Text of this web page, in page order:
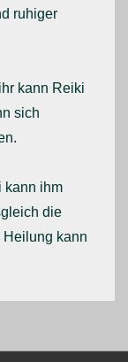
ruhiger
kann Reiki
sich
kann ihm
die
kann